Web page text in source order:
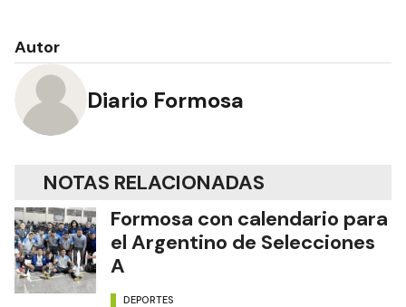
Autor
Diario Formosa
NOTAS RELACIONADAS
Formosa con calendario para
el Argentino de Selecciones
A
DEPORTES